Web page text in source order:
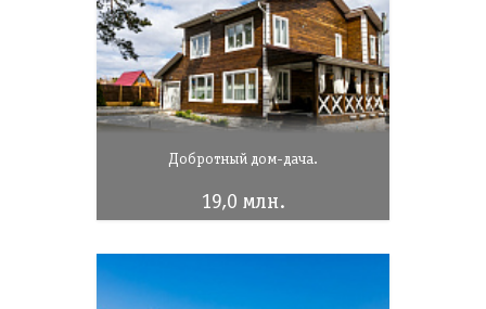
Добротный дом-дача.
19,0 млн.